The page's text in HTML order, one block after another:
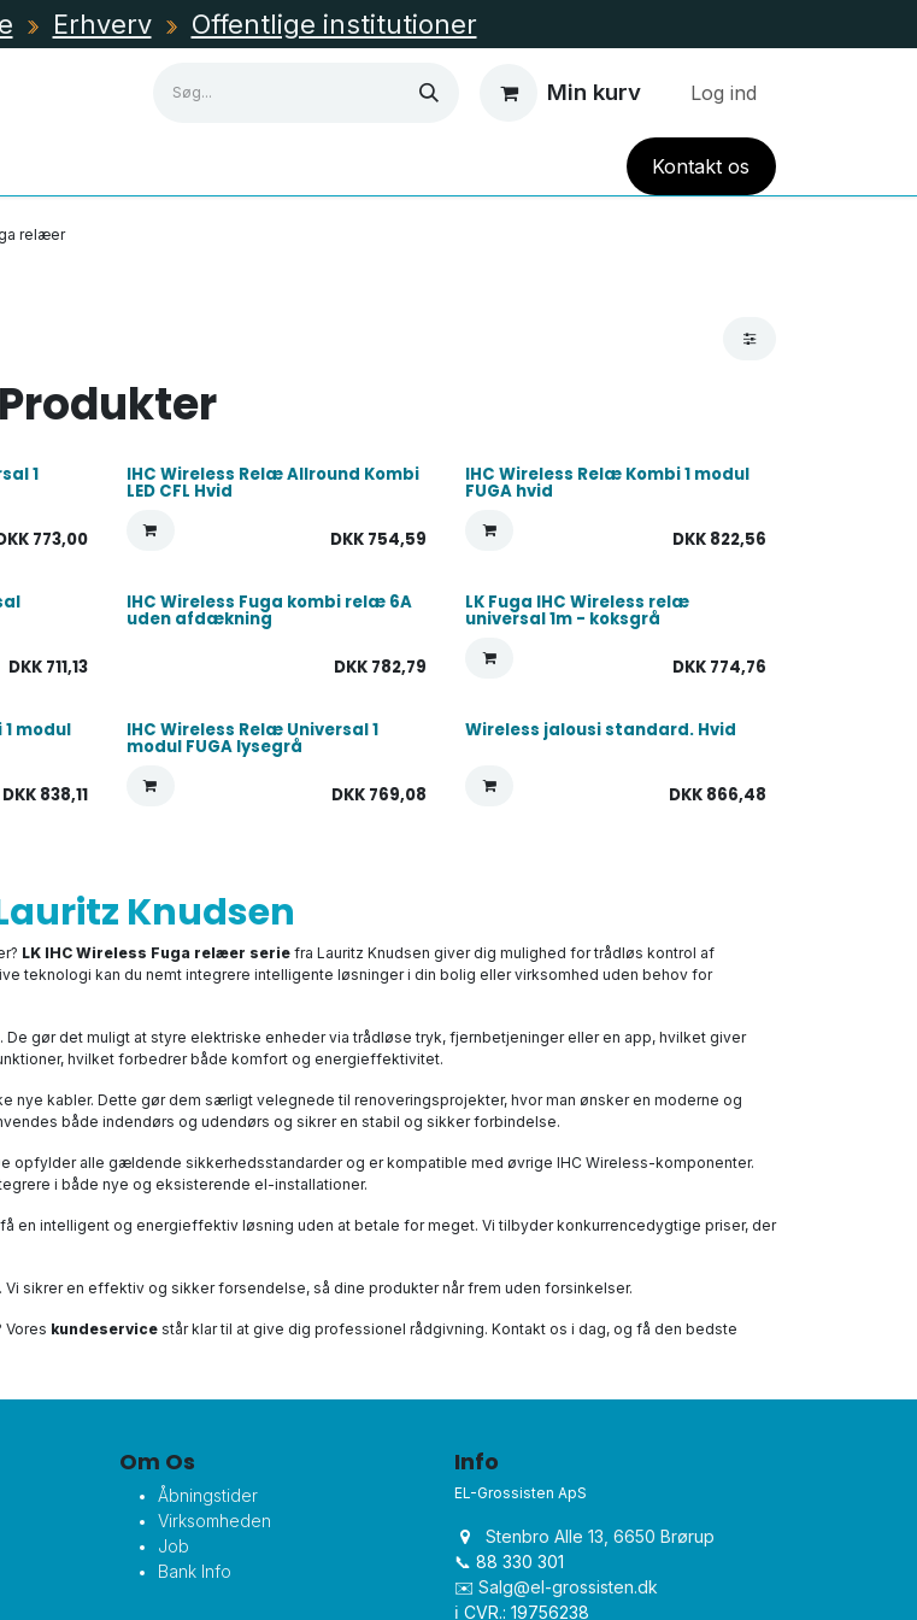
Erhverv Offentlige institutioner
Min kurv Log ind
HUS OG HAVE TILBUD
Kontaktos
relæer
Produkter
1
773,00
IHC Wireless Relæ Allround Kombi
LED CFL Hvid
DKK 754,59
IHC Wireless Relæ Kombi 1 modul
FUGA hvid
DKK 822,56
DKK 711,13
IHC Wireless Fuga kombi relæ 6A
uden afdækning
DKK 782,79
LK Fuga IHC Wireless relæ
universal 1m - koksgrå
DKK 774,76
modul
DKK 838,11
IHC Wireless Relæ Universal 1
modul FUGA lysegrå
DKK 769,08
Wireless jalousi standard. Hvid
DKK 866,48
Knudsen
LK IHC Wireless Fuga relæer serie fra Lauritz Knudsen giver dig mulighed for trådløs kontrol af
teknologi kan du nemt integrere intelligente løsninger i din bolig eller virksomhed uden behov for
gør det muligt at styre elektriske enheder via trådløse tryk, fjernbetjeninger eller en app, hvilket giver
hvilket forbedrer både komfort og energieffektivitet.
kabler. Dette gør dem særligt velegnede til renoveringsprojekter, hvor man ønsker en moderne og
både indendørs og udendørs og sikrer en stabil og sikker forbindelse.
alle gældende sikkerhedsstandarder og er kompatible med øvrige IHC Wireless-komponenter.
i både nye og eksisterende el-installationer.
få en intelligent og energieffektiv løsning uden at betale for meget. Vi tilbyder konkurrencedygtige priser, der
Vi sikrer en effektiv og sikker forsendelse, så dine produkter når frem uden forsinkelser.
kundeservice står klar til at give dig professionel rådgivning. Kontakt os i dag, og få den bedste
Om Os
Åbningstider
Virksomheden
Job
Bank Info
Info
EL-Grossisten ApS
Stenbro Alle 13, 6650 Brørup
📞 88 330 301
✉️ Salg@el-grossisten.dk​
ℹ️ CVR.: 19756238